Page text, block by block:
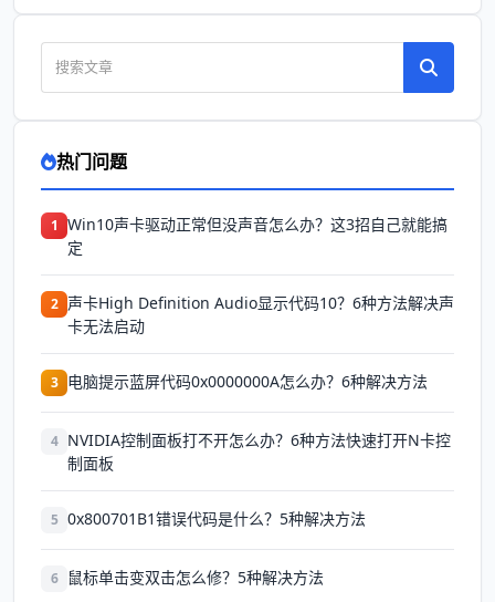
热门问题
1 Win10声卡驱动正常但没声音怎么办？这3招自己就能搞
定
2 声卡High Definition Audio显示代码10？6种方法解决声
卡无法启动
3 电脑提示蓝屏代码0x0000000A怎么办？6种解决方法
4 NVIDIA控制面板打不开怎么办？6种方法快速打开N卡控
制面板
5 0x800701B1错误代码是什么？5种解决方法
6 鼠标单击变双击怎么修？5种解决方法